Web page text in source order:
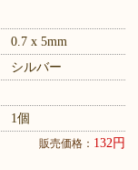
0.7 x 5mm
シルバー
1個
販売価格： 132円